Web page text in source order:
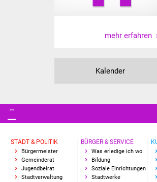
mehr erfahren
Kalender
STADT & POLITIK
Bürgermeister
Gemeinderat
Jugendbeirat
Stadtverwaltung
BÜRGER & SERVICE
Was erledige ich wo
Bildung
Soziale Einrichtungen
Stadtwerke